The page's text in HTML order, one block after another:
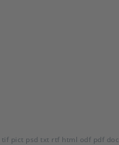
pict psd txt rtf html odf pdf